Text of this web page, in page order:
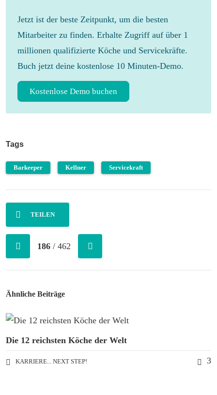
Jetzt ist der beste Zeitpunkt, um die besten
Mitarbeiter zu finden. Erhalte Zugriff auf über 1
millionen qualifizierte Köche und Servicekräfte.
Buch jetzt deine kostenlose 10 Minuten-Demo.
Kostenlose Demo buchen
Tags
Barkeeper Kellner Servicekraft
TEILEN
186 / 462
Ähnliche Beiträge
Die 12 reichsten Köche der Welt
KARRIERE... NEXT STEP! 3